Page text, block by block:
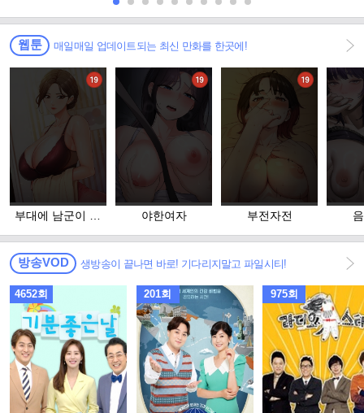
웹툰 매일매일 업데이트되는 최신 만화를 한곳에!
부대에 남군이 나
야한여자 부전자전
방송VOD 생방송이 끝나면 바로! 기다리지말고 파일시티!
4652회 201회 975회